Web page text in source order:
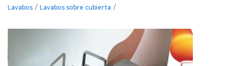
Lavabos / Lavabos sobre cubierta /